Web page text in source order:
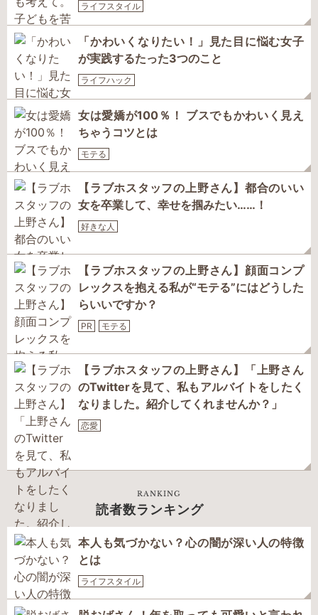
ライフスタイル
「かわいくなりたい！」見た目に悩む女子
が実践するたった3つのこと
ライフハック
女は愛嬌が100％！ ブスでもかわいく見え
ちゃうコツとは
モテる
【ラブホスタッフの上野さん】都合のいい
女を卒業して、幸せを掴みたい……！
好きな人
【ラブホスタッフの上野さん】顔面コンプ
レックスを抱える私が“モテる”にはどうした
らいいですか？
PR モテる
【ラブホスタッフの上野さん】「上野さん
のTwitterを見て、私もアルバイトをしたく
なりました。紹介してくれませんか？」
恋愛
RANKING
読者数ランキング
本人も気づかない？心の闇が深い人の特徴
とは
ライフスタイル